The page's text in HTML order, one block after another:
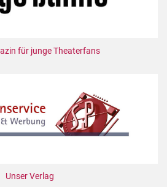
für junge Theaterfans
Unser Verlag